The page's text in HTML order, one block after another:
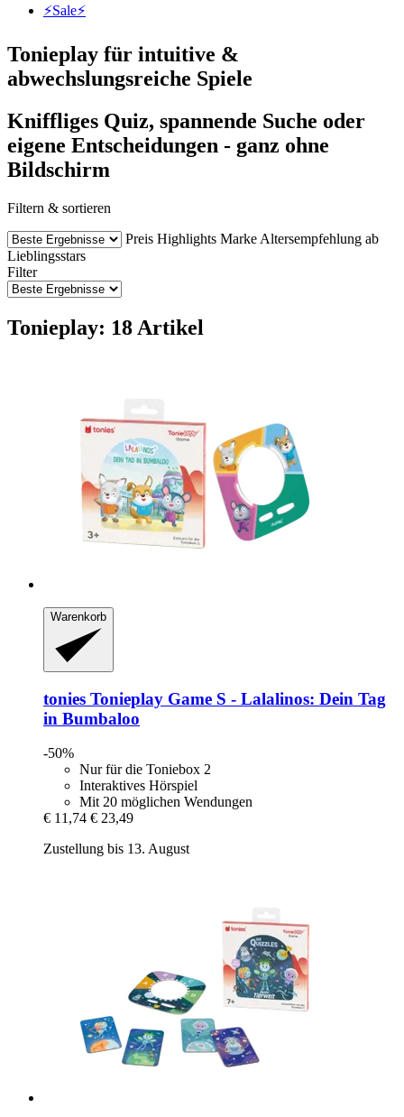
⚡️Sale⚡️
Tonieplay für intuitive &
abwechslungsreiche Spiele
Kniffliges Quiz, spannende Suche oder
eigene Entscheidungen - ganz ohne
Bildschirm
Filtern & sortieren
Preis Highlights Marke Altersempfehlung ab
Lieblingsstars
Filter
Tonieplay: 18 Artikel
Warenkorb
tonies Tonieplay Game S -​ Lalalinos: Dein Tag
in Bumbaloo
-50%
Nur für die Toniebox 2
Interaktives Hörspiel
Mit 20 möglichen Wendungen
€ 11,74 € 23,49
Zustellung bis 13. August